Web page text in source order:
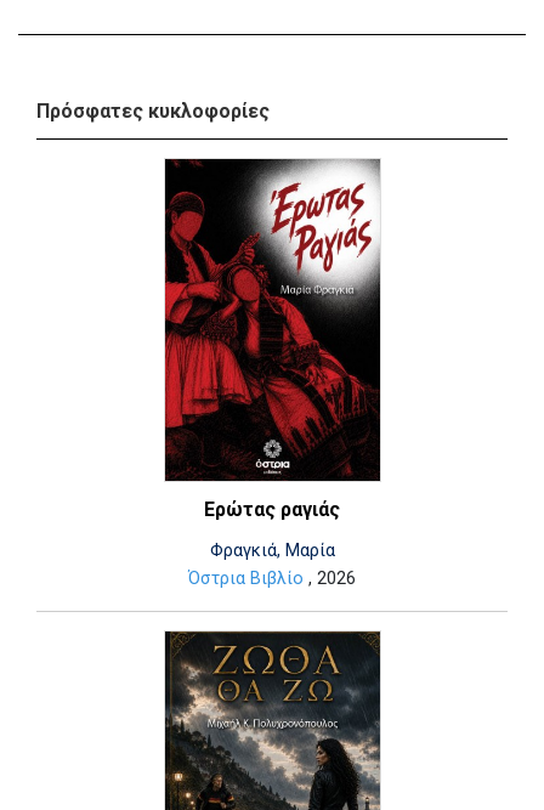
Πρόσφατες κυκλοφορίες
Ερώτας ραγιάς
Φραγκιά, Μαρία
Όστρια Βιβλίο , 2026